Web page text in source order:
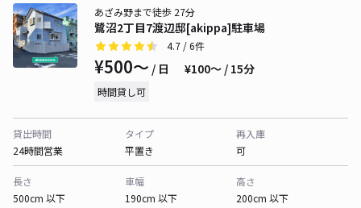
鷺沼2丁目7渡辺邸[akippa]駐車場
あざみ野まで徒歩 27分
4.7 / 6件
¥500〜 / 日 ¥100〜 / 15分
時間貸し可
貸出時間
24時間営業
タイプ
平置き
再入庫
可
長さ
500cm 以下
車幅
190cm 以下
高さ
200cm 以下